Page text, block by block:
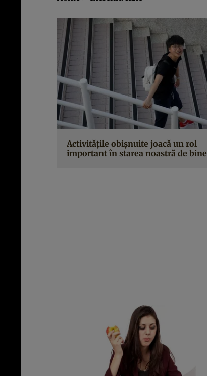
Activitățile obișnuite joacă un rol
important în starea noastră de bine